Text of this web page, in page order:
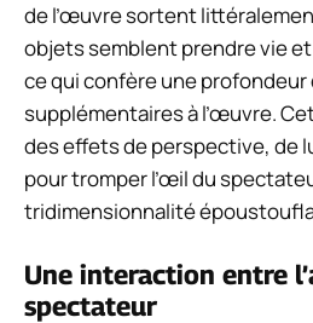
de l’œuvre sortent
objets semblent prendre vie
ce qui confère une
supplémentaires à l’œuvre.
des effets de perspective, de
pour tromper l’œil du
tridimensionnalité
Une interaction entre
spectateur